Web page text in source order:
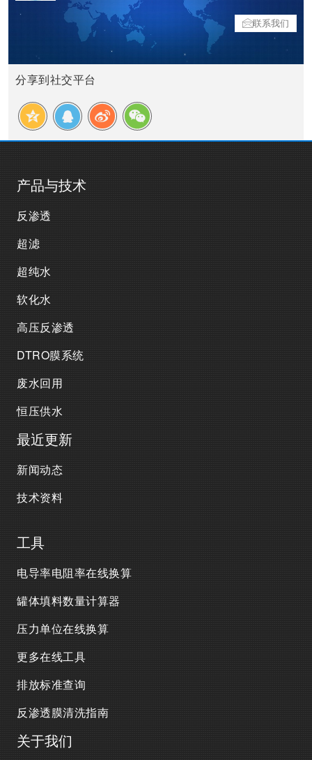
联系我们
分享到社交平台
产品与技术
反渗透
超滤
超纯水
软化水
高压反渗透
DTRO膜系统
废水回用
恒压供水
最近更新
新闻动态
技术资料
工具
电导率电阻率在线换算
罐体填料数量计算器
压力单位在线换算
更多在线工具
排放标准查询
反渗透膜清洗指南
关于我们